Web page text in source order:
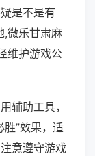
是不是有
,微乐甘肃麻
维护游戏公
辅助工具，
胜”效果，适
意遵守游戏